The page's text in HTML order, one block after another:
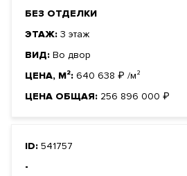
БЕЗ ОТДЕЛКИ
ЭТАЖ: 3 этаж
ВИД: Во двор
ЦЕНА, М²: 640 638 ₽ /м²
ЦЕНА ОБЩАЯ: 256 896 000 ₽
ID: 541757
-